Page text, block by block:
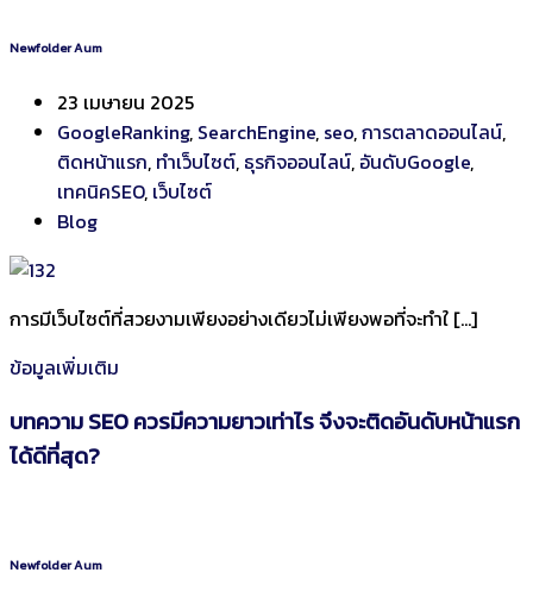
Newfolder Aum
23 เมษายน 2025
GoogleRanking, SearchEngine, seo,การตลาดออนไลน์,
ติดหน้าแรก, ทำเว็บไซต์, ธุรกิจออนไลน์, อันดับGoogle,
เทคนิคSEO, เว็บไซต์
Blog
การมีเว็บไซต์ที่สวยงามเพียงอย่างเดียวไม่เพียงพอที่จะทำใ […]
ข้อมูลเพิ่มเติม
บทความ SEO ควรมีความยาวเท่าไร จึงจะติดอันดับหน้าแรก
ได้ดีที่สุด?
Newfolder Aum